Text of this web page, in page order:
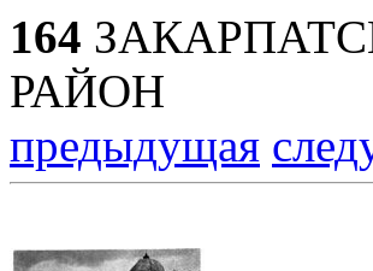
164
РАЙОН
предыдущая